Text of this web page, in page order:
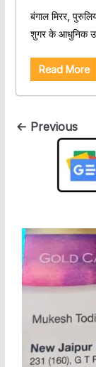
बंगाल मिरर,
शुगर के आधुनिक
Read More
← Previous